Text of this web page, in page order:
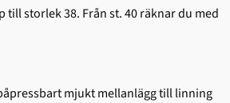
till storlek 38. Från st. 40 räknar du med
mjukt mellanlägg till linning